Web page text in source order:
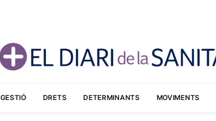
GESTIÓ DRETS DETERMINANTS MOVIMENTS